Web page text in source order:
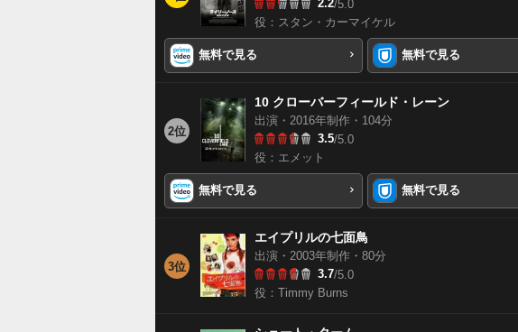
2.2/5.0
役：スタン・カーマイケル
無料で見る 無料で見る
2位
10 クローバーフィールド・レーン
出演・2016年制作・104分
3.5/5.0
役：エメット
無料で見る 無料で見る
3位
エイプリルの七面鳥
出演・2003年制作・80分
3.7/5.0
役：Timmy Burns